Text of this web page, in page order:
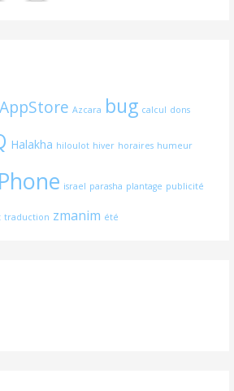
AppStore Azcara bug calcul dons
Halakha hiloulot hiver horaires humeur
israel parasha plantage publicité
traduction zmanim été